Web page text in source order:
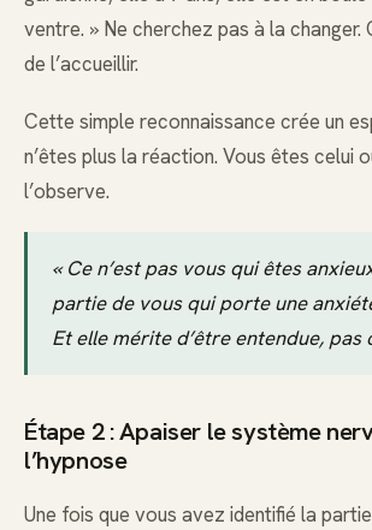
ventre. » Ne cherchez pas à la
de l’accueillir.
Cette simple reconnaissance crée un
n’êtes plus la réaction. Vous êtes celui
l’observe.
« Ce n’est pas vous qui êtes
partie de vous qui porte une
Et elle mérite d’être entendue, pas
Étape 2 : Apaiser le système
l’hypnose
Une fois que vous avez identifié la